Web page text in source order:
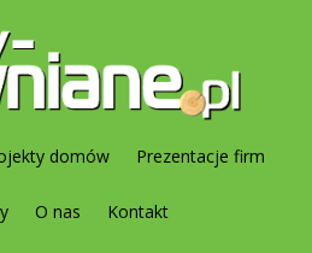
domów Prezentacje firm
O nas Kontakt